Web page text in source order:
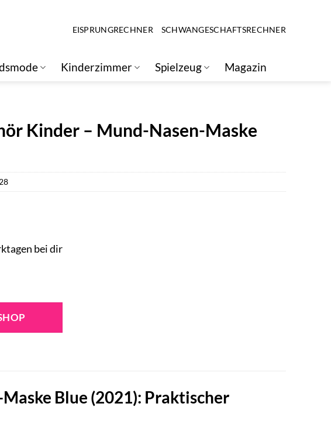
EISPRUNGRECHNER SCHWANGESCHAFTSRECHNER
Kinderzimmer Spielzeug Magazin
Kinder – Mund-Nasen-Maske
bei dir
Blue (2021): Praktischer